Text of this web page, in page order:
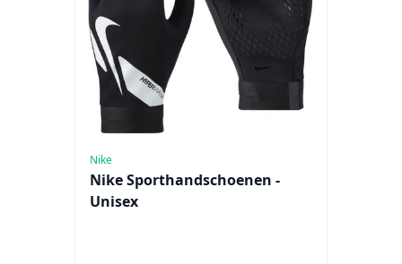
Nike
Nike Sporthandschoenen -
Unisex